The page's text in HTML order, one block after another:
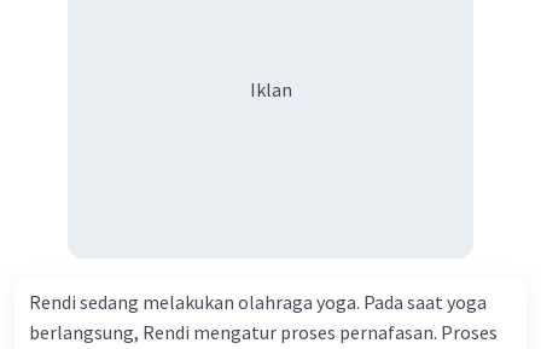
Iklan
Rendi sedang melakukan olahraga yoga. Pada saat yoga
berlangsung, Rendi mengatur proses pernafasan. Proses